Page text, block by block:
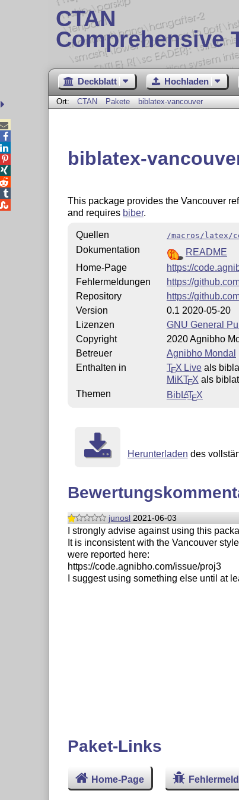
CTAN
Comprehensive
Deckblatt Hochladen
Ort: CTAN Pakete biblatex-vancouver
biblatex-
This package provides the Vancouver
and requires biber.
Quellen /macros/latex/
Dokumentation
README
Home-Page
https://
Fehlermeldungen
https://
Repository
https://
Version
0.1 2020-05-20
Lizenzen
GNU General
Copyright
2020 Agnibho
Betreuer
Agnibho Mondal
Enthalten in
TEX Liveals
MiKTEX als
Themen
BibLATEX
Herunterladen des
junosl2021-06-03
I strongly advise against using this
It is inconsistent with the Vancouver
were reported here:
https://code.agnibho.com/issue/proj3
I suggest using something else until at
Paket-Links
Home-Page




